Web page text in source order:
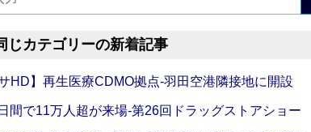
じカテゴリーの新着記事
HD】再生医療CDMO拠点‐羽田空港隣接地に開設
間で11万人超が来場‐第26回ドラッグストアショー